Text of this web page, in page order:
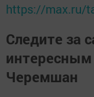
https://max.ru/
Следите
интересным
Черемшан